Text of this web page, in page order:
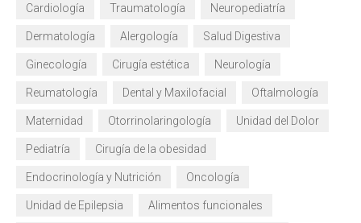
Cardiología Traumatología Neuropediatría
Dermatología Alergología Salud Digestiva
Ginecología Cirugía estética Neurología
Reumatología Dental y Maxilofacial Oftalmología
Maternidad Otorrinolaringología Unidad del Dolor
Pediatría Cirugía de la obesidad
Endocrinología y Nutrición Oncología
Unidad de Epilepsia Alimentos funcionales